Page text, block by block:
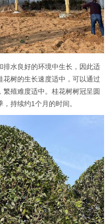
水良好的环境中生长，因此适
树的生长速度适中，可以通过
殖难度适中。桂花树树冠呈圆
持续约1个月的时间。